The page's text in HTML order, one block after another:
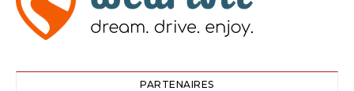
PARTENAIRES